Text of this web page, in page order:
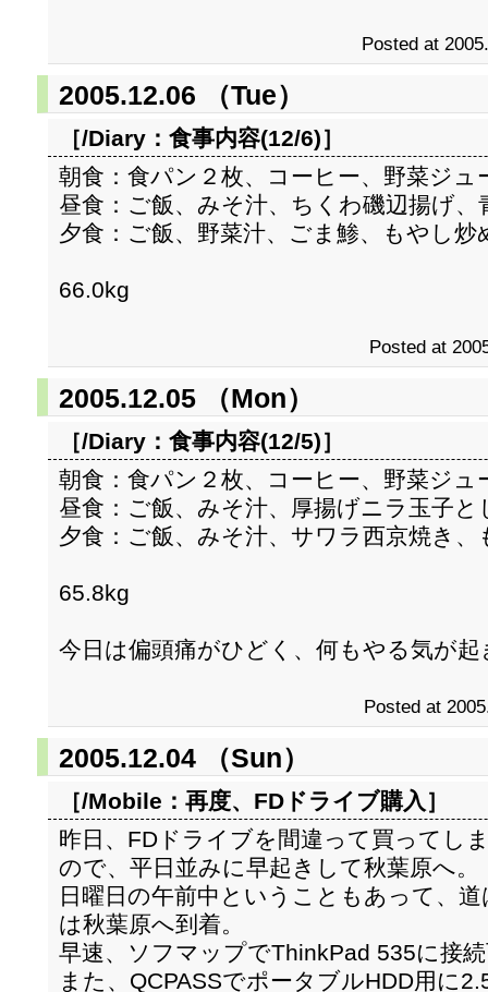
Posted at
2005.12.06 （Tue）
［/Diary： 食事内容(12/6)］
朝食：食パン２枚、コーヒー、野菜ジュ
昼食：ご飯、みそ汁、ちくわ磯辺揚げ
夕食：ご飯、野菜汁、ごま鯵、もやし炒
66.0kg
Posted at
2005.12.05 （Mon）
［/Diary： 食事内容(12/5)］
朝食：食パン２枚、コーヒー、野菜ジュ
昼食：ご飯、みそ汁、厚揚げニラ玉子と
夕食：ご飯、みそ汁、サワラ西京焼き
65.8kg
今日は偏頭痛がひどく、何もやる気が
Posted at
2005.12.04 （Sun）
［/Mobile： 再度、FDドライブ購入 ］
昨日、FDドライブを間違って買ってし
ので、平日並みに早起きして秋葉原へ。
日曜日の午前中ということもあって、
は秋葉原へ到着。
早速、ソフマップでThinkPad 535に接
また、QCPASSでポータブルHDD用に